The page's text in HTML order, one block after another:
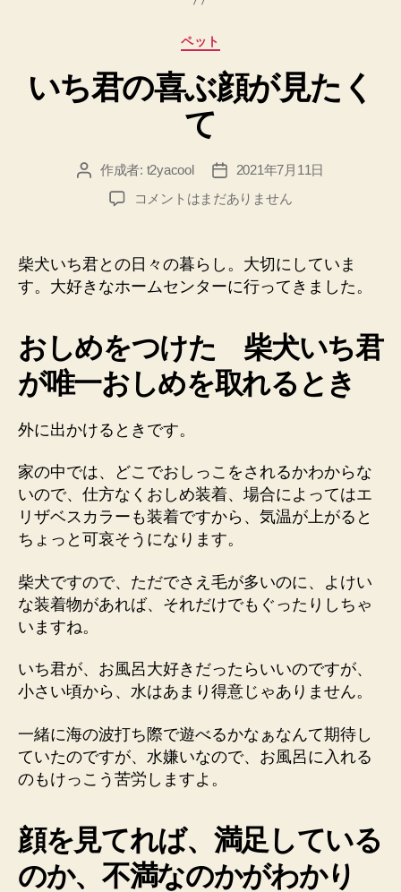
カ
ゴ
リ
ー
ペット
いち君の喜ぶ顔が見たく
て
投 作成者: t2yacool
投
稿
日
2021年7月11日
い
の
喜
見
た
く
へ
コメントはまだありません
柴犬いち君との日々の暮らし。大切にしていま
す。大好きなホームセンターに行ってきました。
おしめをつけた 柴犬いち君
が唯一おしめを取れるとき
外に出かけるときです。
家の中では、どこでおしっこをされるかわからな
いので、仕方なくおしめ装着、場合によってはエ
リザベスカラーも装着ですから、気温が上がると
ちょっと可哀そうになります。
柴犬ですので、ただでさえ毛が多いのに、よけい
な装着物があれば、それだけでもぐったりしちゃ
いますね。
いち君が、お風呂大好きだったらいいのですが、
小さい頃から、水はあまり得意じゃありません。
一緒に海の波打ち際で遊べるかなぁなんて期待し
ていたのですが、水嫌いなので、お風呂に入れる
のもけっこう苦労しますよ。
顔を見てれば、満足している
のか、不満なのかがわかり